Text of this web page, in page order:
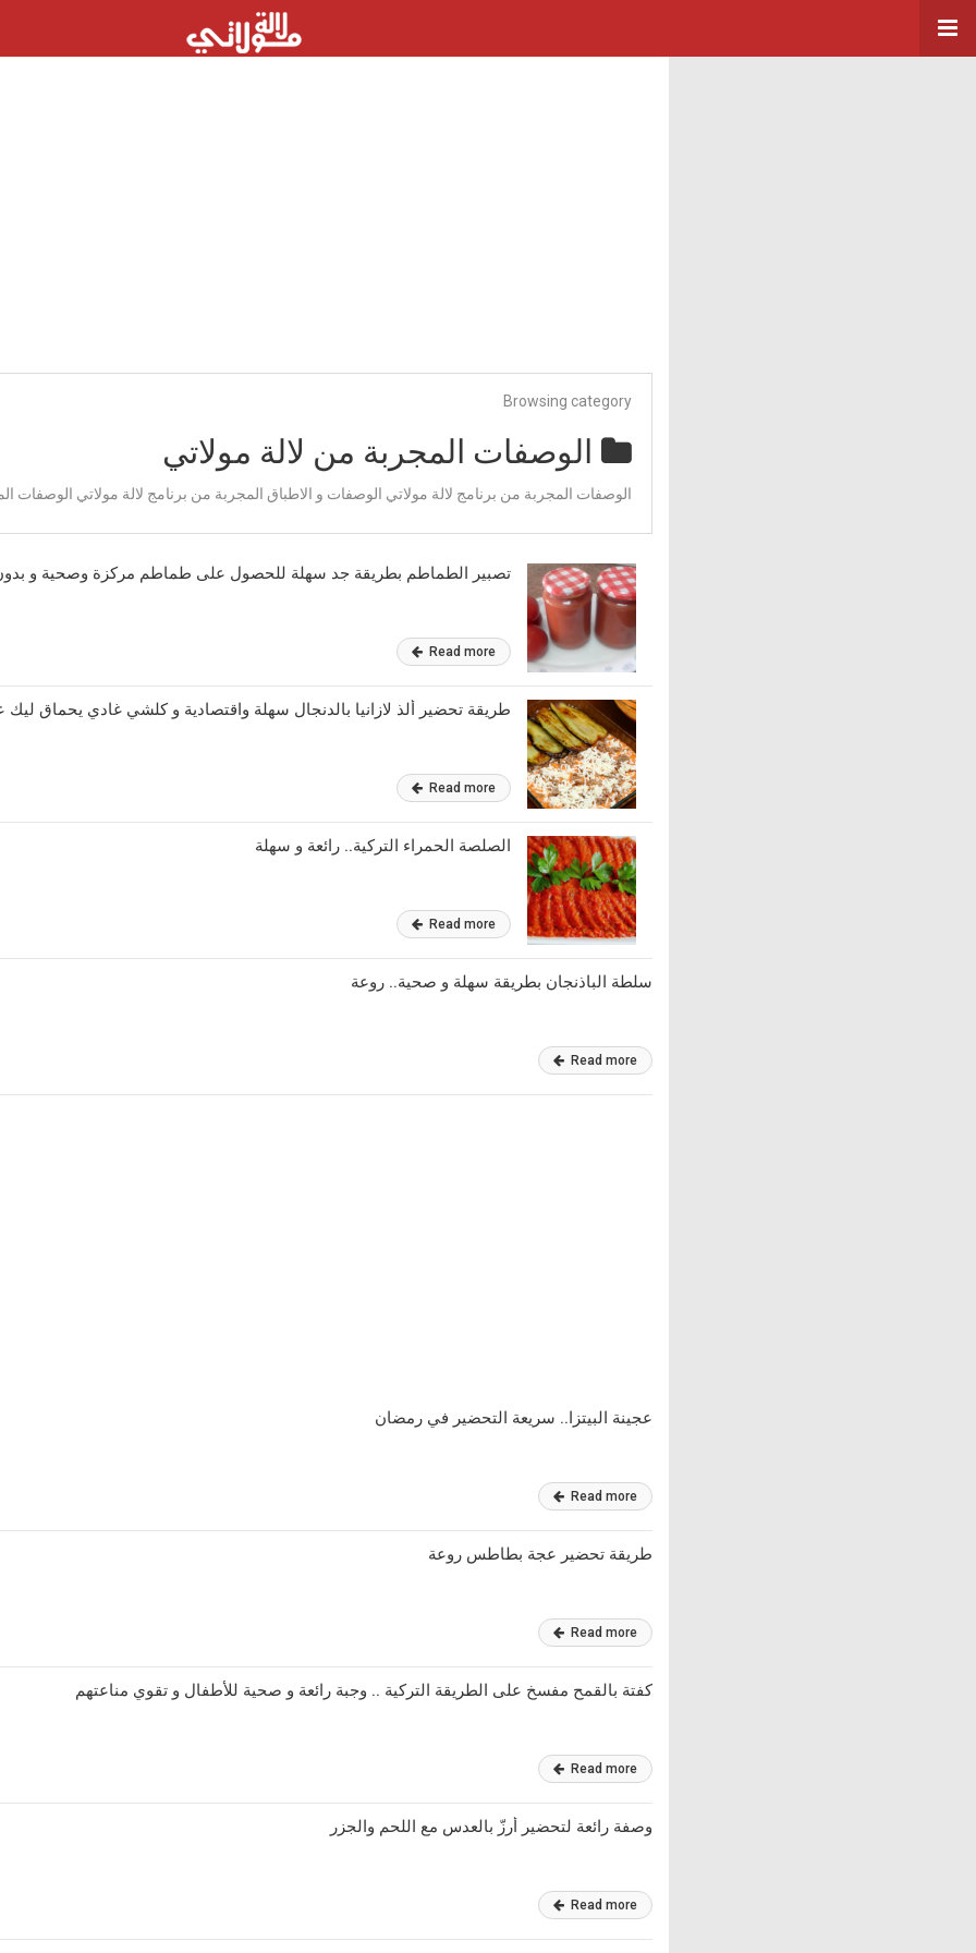
Browsing category
الوصفات المجربة من لالة مولاتي
الوصفات المجربة من برنامج لالة مولاتي الوصفات و الاطباق المجربة من برنامج لالة مولاتي الوصفات
تصبير الطماطم بطريقة جد سهلة للحصول على طماطم مركزة وصحية و
Read more
طريقة تحضير ألذ لازانيا بالدنجال سهلة واقتصادية و كلشي غادي يحماق ليك
Read more
الصلصة الحمراء التركية.. رائعة و سهلة
Read more
سلطة الباذنجان بطريقة سهلة و صحية.. روعة
Read more
عجينة البيتزا.. سريعة التحضير في رمضان
Read more
طريقة تحضير عجة بطاطس روعة
Read more
كفتة بالقمح مفسخ على الطريقة التركية .. وجبة رائعة و صحية للأطفال و تقوي مناعتهم
Read more
وصفة رائعة لتحضير أرزّ بالعدس مع اللحم والجزر
Read more